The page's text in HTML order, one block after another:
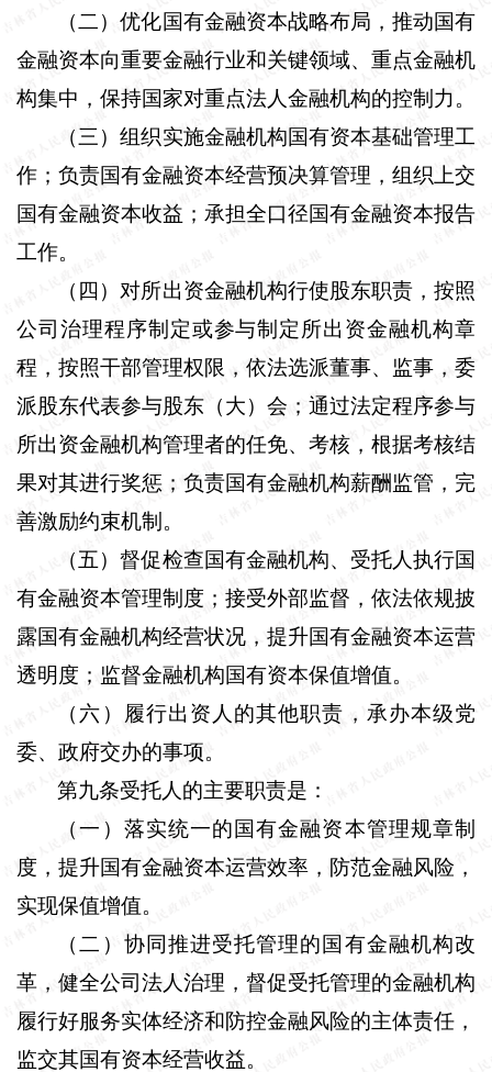
（二）优化国有金融资本战略布局，推动国有
金融资本向重要金融行业和关键领域、重点金融机
构集中，保持国家对重点法人金融机构的控制力。
（三）组织实施金融机构国有资本基础管理工
作；负责国有金融资本经营预决算管理，组织上交
国有金融资本收益；承担全口径国有金融资本报告
工作。
（四）对所出资金融机构行使股东职责，按照
公司治理程序制定或参与制定所出资金融机构章
程，按照干部管理权限，依法选派董事、监事，委
派股东代表参与股东（大）会；通过法定程序参与
所出资金融机构管理者的任免、考核，根据考核结
果对其进行奖惩；负责国有金融机构薪酬监管，完
善激励约束机制。
（五）督促检查国有金融机构、受托人执行国
有金融资本管理制度；接受外部监督，依法依规披
露国有金融机构经营状况，提升国有金融资本运营
透明度；监督金融机构国有资本保值增值。
（六）履行出资人的其他职责，承办本级党
委、政府交办的事项。
第九条受托人的主要职责是：
（一）落实统一的国有金融资本管理规章制
度，提升国有金融资本运营效率，防范金融风险，
实现保值增值。
（二）协同推进受托管理的国有金融机构改
革，健全公司法人治理，督促受托管理的金融机构
履行好服务实体经济和防控金融风险的主体责任，
监交其国有资本经营收益。